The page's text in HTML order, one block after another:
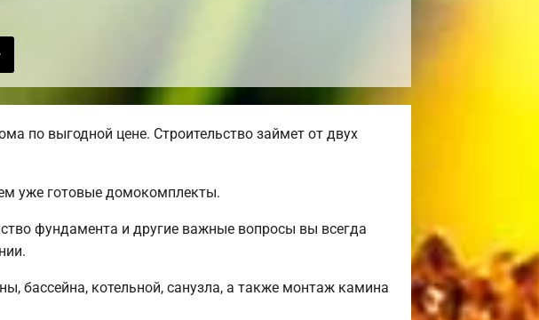
по выгодной цене. Строительство займет от двух
уже готовые домокомплекты.
фундамента и другие важные вопросы вы всегда
бассейна, котельной, санузла, а также монтаж камина